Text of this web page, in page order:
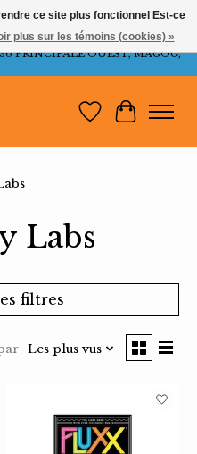
ET ONTARIO POUR LES
PRINCIPALE OUEST, MAGOG,
Liste dePanier
Labs
filtres
Les plus vus
ce site plus fonctionnel Est-ce
plus sur les témoins (cookies) »